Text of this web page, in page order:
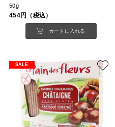
50g
454円（税込）
カートに入れる
SALE